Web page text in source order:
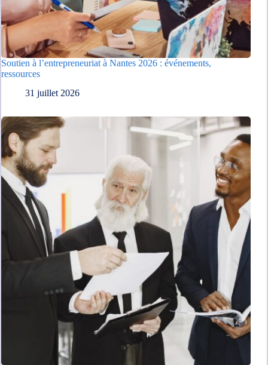
Soutien à l’entrepreneuriat à Nantes 2026 : événements,
ressources
31 juillet 2026